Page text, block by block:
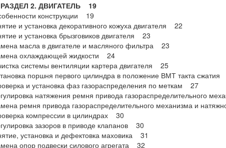
2. ДВИГАТЕЛЬ 19
конструкции 19
и установка декоративного кожуха двигателя 22
и установка брызговиков двигателя 23
масла в двигателе и масляного фильтра 23
охлаждающей жидкости 24
системы вентиляции картера двигателя 25
поршня первого цилиндра в положение ВМТ такта
и установка фаз газораспределения по меткам 27
натяжения ремня привода газораспределительного
ремня привода газораспределительного механизма и
компрессии в цилиндрах 30
зазоров в приводе клапанов 30
установка и дефектовка маховика 31
опор подвески силового агрегата 32